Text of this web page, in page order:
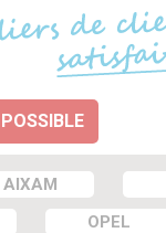
AIXAM
OPEL